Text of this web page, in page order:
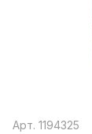
Арт. 1194325